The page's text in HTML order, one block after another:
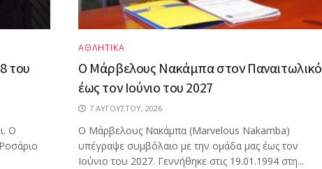
του
Ο
ΑΘΛΗΤΙΚΑ
Ο Μάρβελους Nακάμπα στον Παναιτωλικό
έως τον Ιούνιο του 2027
7 ΑΥΓΟΎΣΤΟΥ, 2026
Ο Μάρβελους Nακάμπα (Marvelous Nakamba)
υπέγραψε συμβόλαιο με την ομάδα μας έως τον
Ιούνιο του 2027. Γεννήθηκε στις 19.01.1994 στη...